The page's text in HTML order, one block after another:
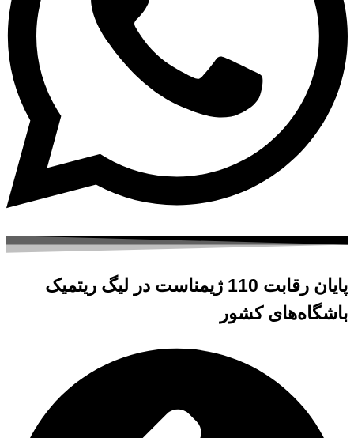
پایان رقابت 110 ژیمناست در لیگ ریتمیک
باشگاه‌های کشور